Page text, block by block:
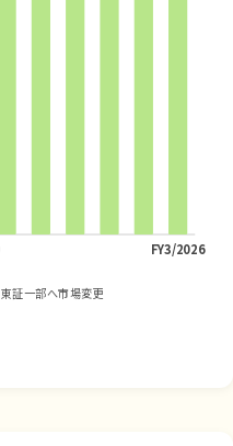
FY3/2026
東証一部へ市場変更